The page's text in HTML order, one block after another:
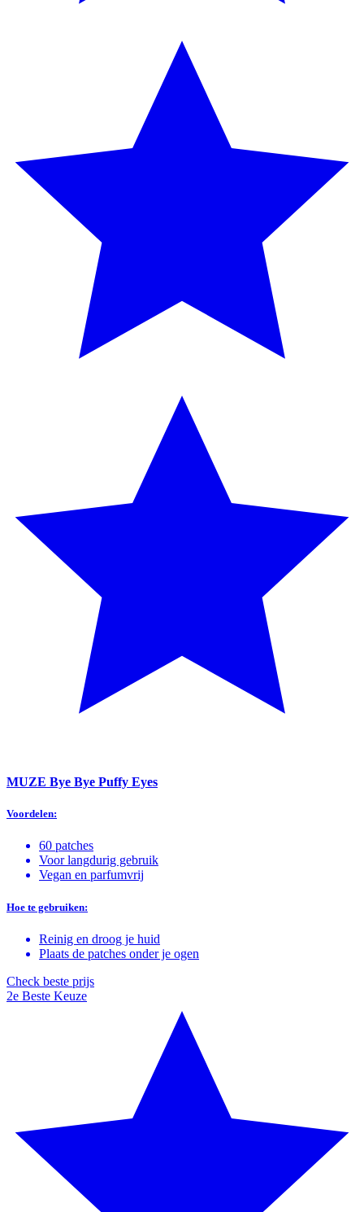
MUZE Bye Bye Puffy Eyes
Voordelen:
60 patches
Voor langdurig gebruik
Vegan en parfumvrij
Hoe te gebruiken:
Reinig en droog je huid
Plaats de patches onder je ogen
Check beste prijs
2e Beste Keuze